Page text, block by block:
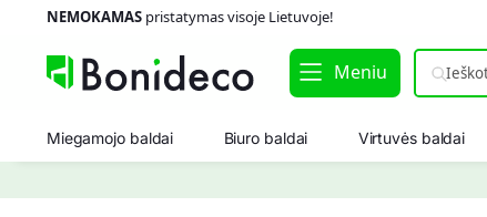
NEMOKAMASpristatymas visoje Lietuvoje!
Meniu
Miegamojo baldai Biuro baldai Virtuvės baldai